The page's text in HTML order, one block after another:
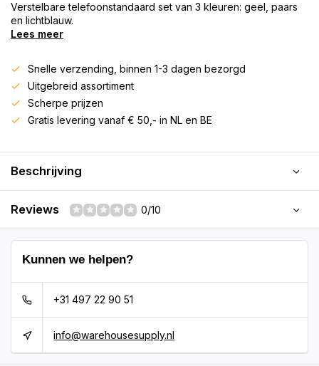
Verstelbare telefoonstandaard set van 3 kleuren: geel, paars
en lichtblauw.
Lees meer
Snelle verzending, binnen 1-3 dagen bezorgd
Uitgebreid assortiment
Scherpe prijzen
Gratis levering vanaf € 50,- in NL en BE
Beschrijving
Reviews 0/10
Kunnen we helpen?
+31 497 22 90 51
info@warehousesupply.nl